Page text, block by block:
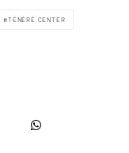
TÉNÉRÉ CENTER